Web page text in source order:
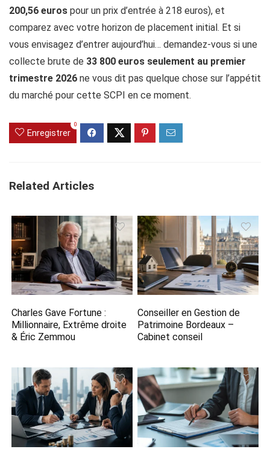
200,56 euros pour un prix d’entrée à 218 euros), et
comparez avec votre horizon de placement initial. Et si
vous envisagez d’entrer aujourd’hui… demandez-vous si une
collecte brute de 33 800 euros seulement au premier
trimestre 2026 ne vous dit pas quelque chose sur l’appétit
du marché pour cette SCPI en ce moment.
Enregistrer
0
Related Articles
Charles Gave Fortune :
Millionnaire, Extrême droite
& Éric Zemmou
Conseiller en Gestion de
Patrimoine Bordeaux​ –
Cabinet conseil